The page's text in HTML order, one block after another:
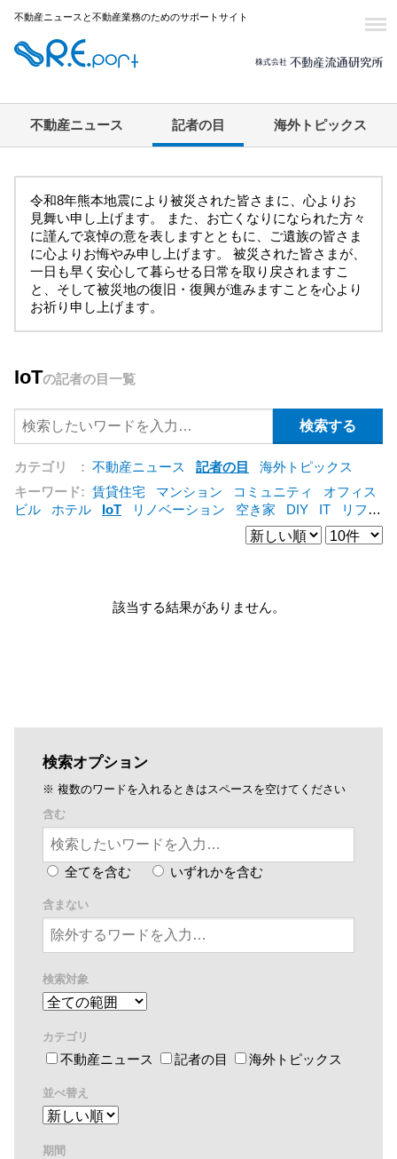
不動産ニュースと不動産業務のためのサポートサイト
不動産ニュース 記者の目 海外トピックス
令和8年熊本地震により被災された皆さまに、心よりお
見舞い申し上げます。 また、お亡くなりになられた方々
に謹んで哀悼の意を表しますとともに、ご遺族の皆さま
に心よりお悔やみ申し上げます。 被災された皆さまが、
一日も早く安心して暮らせる日常を取り戻されますこ
と、そして被災地の復旧・復興が進みますことを心より
お祈り申し上げます。
IoTの記者の目一覧
カテゴリ : 不動産ニュース 記者の目
海外トピックス
キーワード: 賃貸住宅 マンション コミュニティ
オフィス
ビル
ホテル IoT リノベーション 空き家 DIY IT
リフォ
建売住宅 管理会社
集合住
三菱地所 賃貸借 公営住宅[+]
該当する結果がありません。
検索オプション
※ 複数のワードを入れるときはスペースを空けてください
含む
全てを含む いずれかを含む
含まない
検索対象
カテゴリ
不動産ニュース 記者の目 海外トピックス
並べ替え
期間